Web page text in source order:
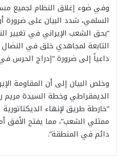
وفي ضوء إغلاق النظام لجميع
السلمي، شدد البيان على ضرورة
“بحق الشعب الإيراني في تغيير
التابعة لمجاهدي خلق في النضال
داعياً إلى ضرورة “إدراج الحرس
وخلص البيان إلى أن المقاومة
الديمقراطي وخطة السيدة مريم
“خارطة طريق لإنهاء
ممثلي الشعب”، مما يفتح الأفق
دائم في المنطقة”.